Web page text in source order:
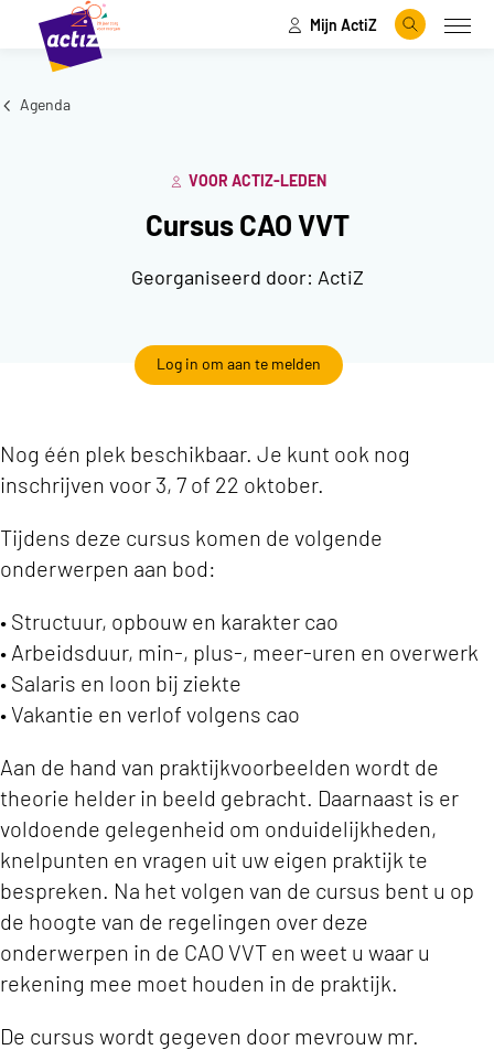
Naar hoofdinhoud
Naar menu Mijn ActiZ
Zoeken
Agenda
VOOR ACTIZ-LEDEN
Cursus CAO VVT
Georganiseerd door: ActiZ
Log in om aan te melden
Nog één plek beschikbaar. Je kunt ook nog
inschrijven voor 3, 7 of 22 oktober.
Tijdens deze cursus komen de volgende
onderwerpen aan bod:
• Structuur, opbouw en karakter cao
• Arbeidsduur, min-, plus-, meer-uren en overwerk
• Salaris en loon bij ziekte
• Vakantie en verlof volgens cao
Aan de hand van praktijkvoorbeelden wordt de
theorie helder in beeld gebracht. Daarnaast is er
voldoende gelegenheid om onduidelijkheden,
knelpunten en vragen uit uw eigen praktijk te
bespreken. Na het volgen van de cursus bent u op
de hoogte van de regelingen over deze
onderwerpen in de CAO VVT en weet u waar u
rekening mee moet houden in de praktijk.
De cursus wordt gegeven door mevrouw mr.